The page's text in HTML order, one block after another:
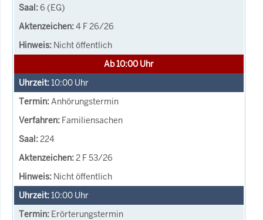
6 (EG)
4 F 26/26
Nicht öffentlich
Ab 10:00 Uhr
10:00 Uhr
Anhörungstermin
Familiensachen
224
2 F 53/26
Nicht öffentlich
10:00 Uhr
Erörterungstermin